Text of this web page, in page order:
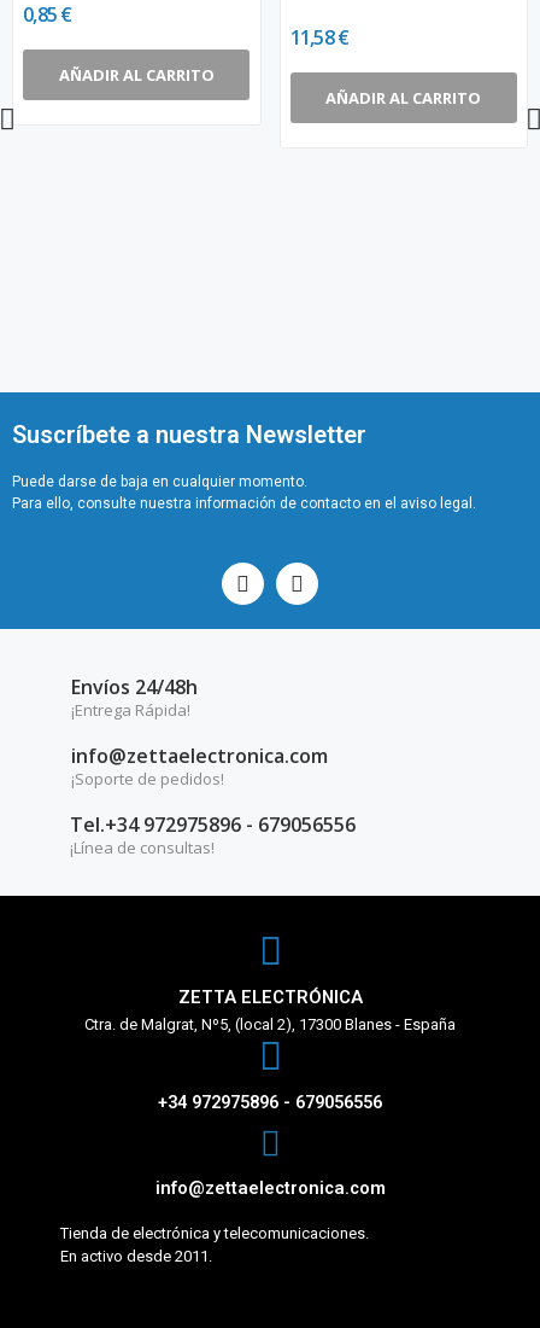
0,85 €
AÑADIR AL CARRITO
11,58 €
AÑADIR AL CARRITO
Suscríbete a nuestra Newsletter
Puede darse de baja en cualquier momento.
Para ello, consulte nuestra información de contacto en el aviso legal.
Envíos 24/48h
¡Entrega Rápida!
info@zettaelectronica.com
¡Soporte de pedidos!
Tel.+34 972975896 - 679056556
¡Línea de consultas!
ZETTA ELECTRÓNICA
Ctra. de Malgrat, Nº5, (local 2), 17300 Blanes - España
+34 972975896 - 679056556
info@zettaelectronica.com
Tienda de electrónica y telecomunicaciones.
En activo desde 2011.